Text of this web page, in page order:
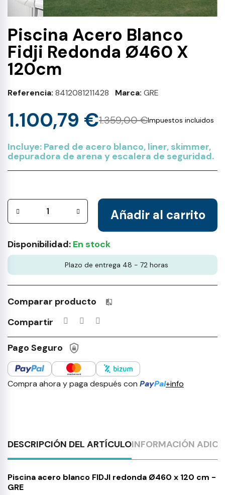
Piscina Acero Blanco
Fidji Redonda Ø460 X
120cm
Referencia 8412081211428 Marca GRE
1.359,00 €
1.100,79 € Impuestos incluidos
Incluye: Pared de acero blanco, liner, skimmer,
depuradora de arena y escalera de seguridad.
Añadir al carrito
Disponibilidad: En stock
Plazo de entrega 48 - 72 horas
Comparar producto Productos incluidos en tu lista
Compartir
Pago Seguro
Compra ahora y paga después con PayPal+info
DESCRIPCIÓN DEL ARTÍCULOINFORMACIÓN
Piscina acero blanco FIDJI redonda Ø460 x 120 cm -
GRE